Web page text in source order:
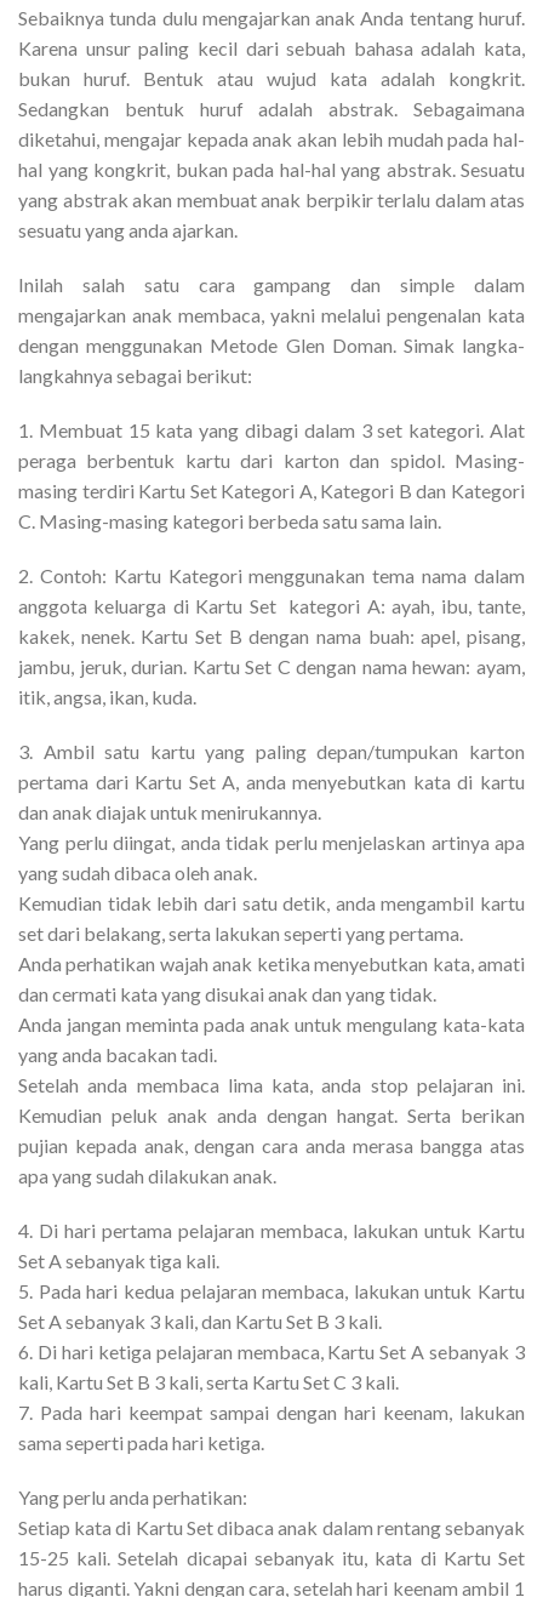
Sebaiknya tunda dulu mengajarkan anak Anda tentang huruf.
Karena unsur paling kecil dari sebuah bahasa adalah kata,
bukan huruf. Bentuk atau wujud kata adalah kongkrit.
Sedangkan bentuk huruf adalah abstrak. Sebagaimana
diketahui, mengajar kepada anak akan lebih mudah pada hal-
hal yang kongkrit, bukan pada hal-hal yang abstrak. Sesuatu
yang abstrak akan membuat anak berpikir terlalu dalam atas
sesuatu yang anda ajarkan.
Inilah salah satu cara gampang dan simple dalam
mengajarkan anak membaca, yakni melalui pengenalan kata
dengan menggunakan Metode Glen Doman. Simak langka-
langkahnya sebagai berikut:
1. Membuat 15 kata yang dibagi dalam 3 set kategori. Alat
peraga berbentuk kartu dari karton dan spidol. Masing-
masing terdiri Kartu Set Kategori A, Kategori B dan Kategori
C. Masing-masing kategori berbeda satu sama lain.
2. Contoh: Kartu Kategori menggunakan tema nama dalam
anggota keluarga di Kartu Set kategori A: ayah, ibu, tante,
kakek, nenek. Kartu Set B dengan nama buah: apel, pisang,
jambu, jeruk, durian. Kartu Set C dengan nama hewan: ayam,
itik, angsa, ikan, kuda.
3. Ambil satu kartu yang paling depan/tumpukan karton
pertama dari Kartu Set A, anda menyebutkan kata di kartu
dan anak diajak untuk menirukannya.
Yang perlu diingat, anda tidak perlu menjelaskan artinya apa
yang sudah dibaca oleh anak.
Kemudian tidak lebih dari satu detik, anda mengambil kartu
set dari belakang, serta lakukan seperti yang pertama.
Anda perhatikan wajah anak ketika menyebutkan kata, amati
dan cermati kata yang disukai anak dan yang tidak.
Anda jangan meminta pada anak untuk mengulang kata-kata
yang anda bacakan tadi.
Setelah anda membaca lima kata, anda stop pelajaran ini.
Kemudian peluk anak anda dengan hangat. Serta berikan
pujian kepada anak, dengan cara anda merasa bangga atas
apa yang sudah dilakukan anak.
4. Di hari pertama pelajaran membaca, lakukan untuk Kartu
Set A sebanyak tiga kali.
5. Pada hari kedua pelajaran membaca, lakukan untuk Kartu
Set A sebanyak 3 kali, dan Kartu Set B 3 kali.
6. Di hari ketiga pelajaran membaca, Kartu Set A sebanyak 3
kali, Kartu Set B 3 kali, serta Kartu Set C 3 kali.
7. Pada hari keempat sampai dengan hari keenam, lakukan
sama seperti pada hari ketiga.
Yang perlu anda perhatikan:
Setiap kata di Kartu Set dibaca anak dalam rentang sebanyak
15-25 kali. Setelah dicapai sebanyak itu, kata di Kartu Set
harus diganti. Yakni dengan cara, setelah hari keenam ambil 1